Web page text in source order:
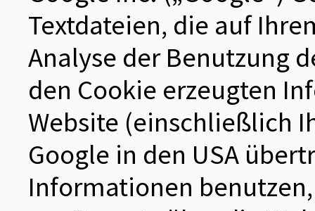
Textdateien, die auf
Analyse der Benutzung
den Cookie erzeugten
Website (einschließlich
Google in den USA
Informationen